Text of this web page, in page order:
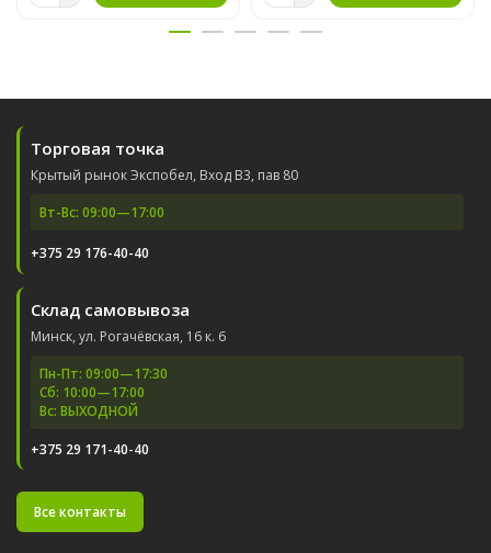
Торговая точка
Крытый рынок Экспобел, Вход В3, пав 80
Вт-Вс: 09:00—17:00
+375 29 176-40-40
Склад самовывоза
Минск, ул. Рогачёвская, 16 к. 6
Пн-Пт: 09:00—17:30
Сб: 10:00—17:00
Вс: ВЫХОДНОЙ
+375 29 171-40-40
Все контакты